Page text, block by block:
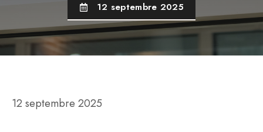
12 septembre 2025
12 septembre 2025